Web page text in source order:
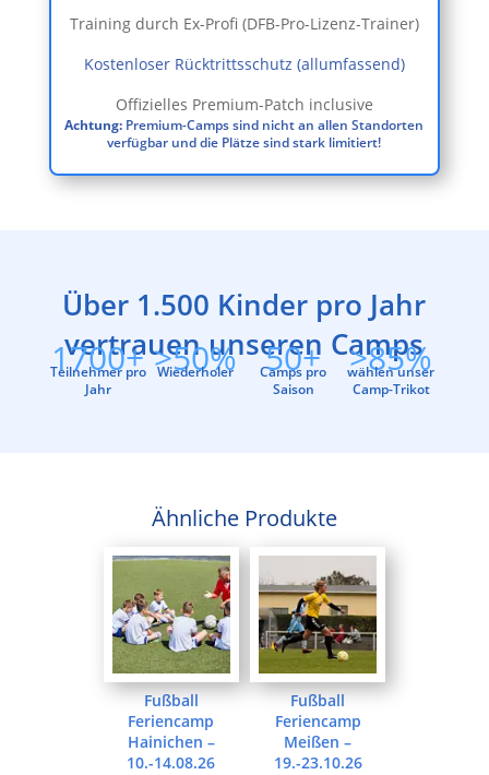
Training durch Ex-Profi (DFB-Pro-Lizenz-Trainer)
Kostenloser Rücktrittsschutz (allumfassend)
Offizielles Premium-Patch inclusive
Achtung: Premium-Camps sind nicht an allen Standorten
verfügbar und die Plätze sind stark limitiert!
Über 1.500 Kinder pro Jahr
vertrauen unseren Camps
1700+
Teilnehmer pro
Jahr
>50%
Wiederholer 50+
Camps pro
Saison
>85%
wählen unser
Camp-Trikot
Ähnliche Produkte
Fußball
Feriencamp
Hainichen –
10.-14.08.26
Fußball
Feriencamp
Meißen –
19.-23.10.26